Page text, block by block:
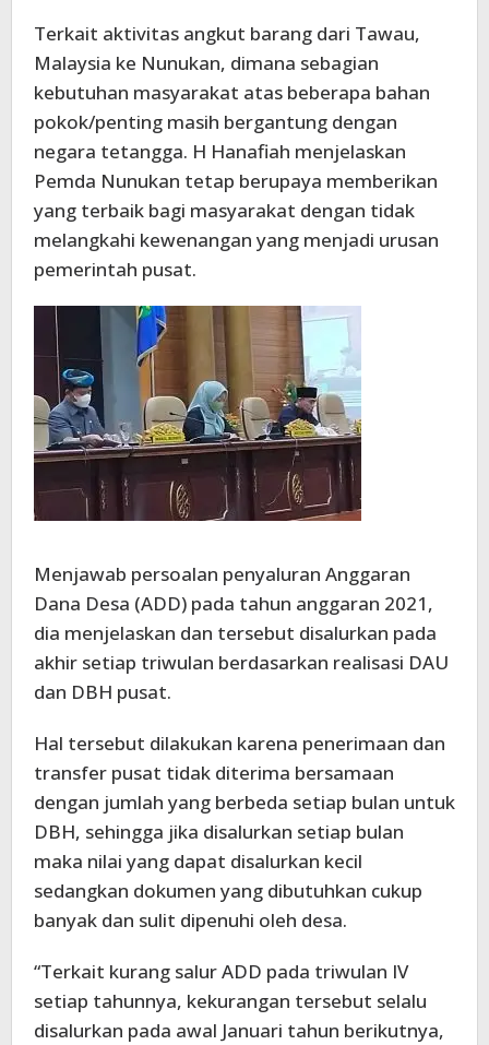
Terkait aktivitas angkut barang dari Tawau,
Malaysia ke Nunukan, dimana sebagian
kebutuhan masyarakat atas beberapa bahan
pokok/penting masih bergantung dengan
negara tetangga. H Hanafiah menjelaskan
Pemda Nunukan tetap berupaya memberikan
yang terbaik bagi masyarakat dengan tidak
melangkahi kewenangan yang menjadi urusan
pemerintah pusat.
Menjawab persoalan penyaluran Anggaran
Dana Desa (ADD) pada tahun anggaran 2021,
dia menjelaskan dan tersebut disalurkan pada
akhir setiap triwulan berdasarkan realisasi DAU
dan DBH pusat.
Hal tersebut dilakukan karena penerimaan dan
transfer pusat tidak diterima bersamaan
dengan jumlah yang berbeda setiap bulan untuk
DBH, sehingga jika disalurkan setiap bulan
maka nilai yang dapat disalurkan kecil
sedangkan dokumen yang dibutuhkan cukup
banyak dan sulit dipenuhi oleh desa.
“Terkait kurang salur ADD pada triwulan IV
setiap tahunnya, kekurangan tersebut selalu
disalurkan pada awal Januari tahun berikutnya,